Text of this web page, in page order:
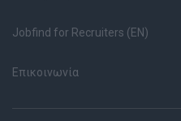
Jobfind for Recruiters (EN)
Επικοινωνία